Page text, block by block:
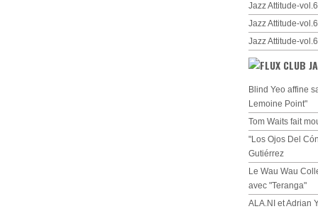
Jazz Attitude-
Jazz Attitude-
Jazz Attitude-
CLUB
Blind Yeo affine
Lemoine Point"
Tom Waits fait
"Los Ojos Del
Gutiérrez
Le Wau Wau
avec "Teranga"
ALA.NI et Adrian